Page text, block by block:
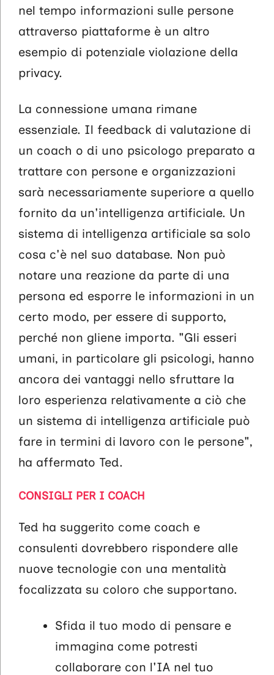
nel tempo informazioni sulle persone
attraverso piattaforme è un altro
esempio di potenziale violazione della
privacy.
La connessione umana rimane
essenziale. Il feedback di valutazione di
un coach o di uno psicologo preparato a
trattare con persone e organizzazioni
sarà necessariamente superiore a quello
fornito da un'intelligenza artificiale. Un
sistema di intelligenza artificiale sa solo
cosa c'è nel suo database. Non può
notare una reazione da parte di una
persona ed esporre le informazioni in un
certo modo, per essere di supporto,
perché non gliene importa. "Gli esseri
umani, in particolare gli psicologi, hanno
ancora dei vantaggi nello sfruttare la
loro esperienza relativamente a ciò che
un sistema di intelligenza artificiale può
fare in termini di lavoro con le persone",
ha affermato Ted.
CONSIGLI PER I COACH
Ted ha suggerito come coach e
consulenti dovrebbero rispondere alle
nuove tecnologie con una mentalità
focalizzata su coloro che supportano.
Sfida il tuo modo di pensare e
immagina come potresti
collaborare con l'IA nel tuo